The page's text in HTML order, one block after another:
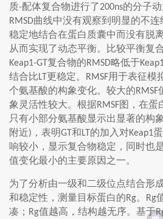
质-配体复合物进行了200ns的分子
RMSD曲线中没有观察到明显的不
稳定地结合在蛋白质囊中而没有脱
从而实现了动态平衡。比较平衡复
Keap1-GT 复合物的RMSD略低于
结合比LT 更稳定。 RMSF用于表征模
个氨基酸的构象变化。较大的RMSF
象灵活性较大。根据RMSF图，在蛋
只有小部分氨基酸显示出显著的构
附近) ，表明GT 和LT 的加入对Keap1
响较小，显示复合物稳定，同时也
值变化最小的主要原因之一。
为了分析由一级和二级位点结合形
和稳定性，测量目标蛋白的Rg。 Rg
凑； Rg值越高，结构越无序。基于